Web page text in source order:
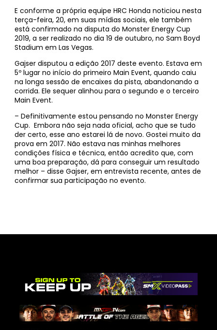
E conforme a própria equipe HRC Honda noticiou nesta
terça-feira, 20, em suas mídias sociais, ele também
está confirmado na disputa do Monster Energy Cup
2019, a ser realizado no dia 19 de outubro, no Sam Boyd
Stadium em Las Vegas.
Gajser disputou a edição 2017 deste evento. Estava em
5º lugar no início do primeiro Main Event, quando caiu
na longa sessão de encaixes da pista, abandonando a
corrida. Ele sequer alinhou para o segundo e o terceiro
Main Event.
– Definitivamente estou pensando no Monster Energy
Cup. Embora não seja nada oficial, acho que se tudo
der certo, esse ano estarei lá de novo. Gostei muito da
prova em 2017. Não estava nas minhas melhores
condições física e técnica, então acredito que, com
uma boa preparação, dá para conseguir um resultado
melhor – disse Gajser, em entrevista recente, antes de
confirmar sua participação no evento.